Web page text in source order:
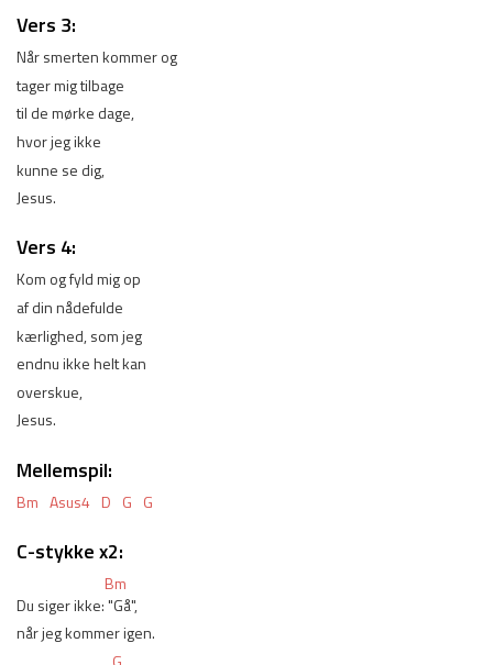
Vers 3:
Når smerten kommer og
tager mig tilbage
til de mørke dage,
hvor jeg ikke
kunne se dig,
Jesus.
Vers 4:
Kom og fyld mig op
af din nådefulde
kærlighed, som jeg
endnu ikke helt kan
overskue,
Jesus.
Mellemspil:
Bm Asus4 D G G
C-stykke x2:
Bm
Du siger ikke: "Gå",
når jeg kommer igen.